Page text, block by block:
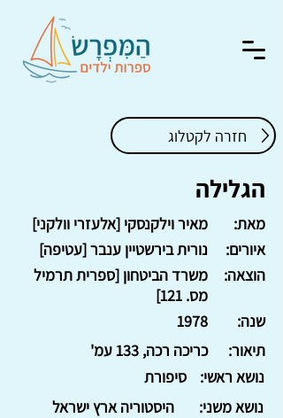
חזרה לקטלוג
הגלילה
מאיר וילקנסקי [אלעזרי וולקני]
מאת:
נורית בירשטיין ענבר [עטיפה]
איורים:
משרד הביטחון [ספרית תרמיל
מס. 121]
הוצאה:
1978
שנה:
כריכה רכה, 133 עמ'
תיאור:
סיפורת
נושא ראשי:
היסטוריה ארץ ישראל
נושא משני: